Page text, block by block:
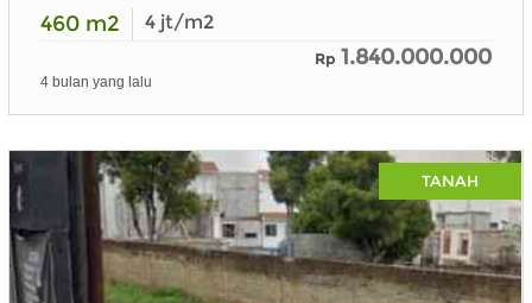
460 m2 4 jt/m2
Rp 1.840.000.000
4 bulan yang lalu
TANAH